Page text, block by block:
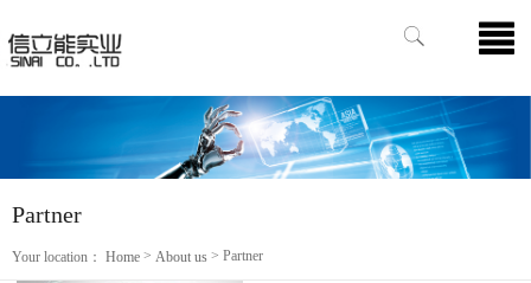
Partner
Your location： Home > About us > Partner